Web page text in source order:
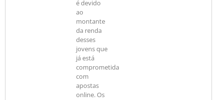
é devido
ao
montante
da renda
desses
jovens que
já está
comprometida
com
apostas
online. Os